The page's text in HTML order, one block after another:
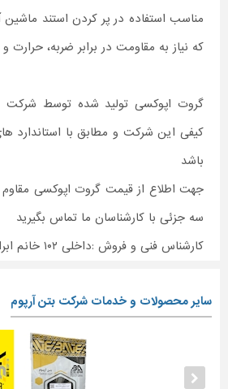
مناسب استفاده در پر کردن استند ماشین
که نیاز به مقاومت در برابر ضربه، حرارت
گروت اپوکسی تولید شده توسط شرکت
کیفی این شرکت و مطابق با استاندارد
باشد
جهت اطلاع از قیمت گروت اپوکسی
سه جزئی با کارشناسان ما تماس بگیرید
کارشناس فنی و فروش :داخلی ۱۰۲ خانم ابراهیمی
سایر محصولات و خدمات شرکت بتن آرپوم